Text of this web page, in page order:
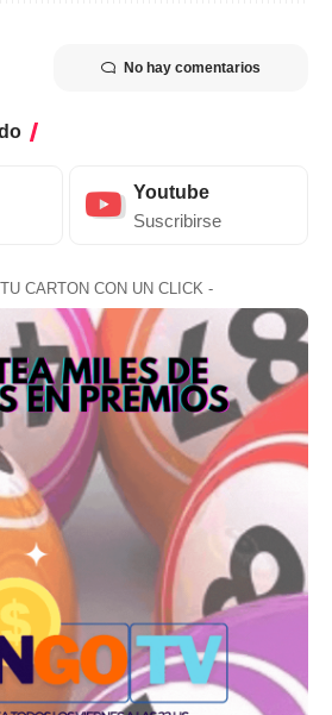
No hay comentarios
Youtube
Suscribirse
CARTON CON UN CLICK -